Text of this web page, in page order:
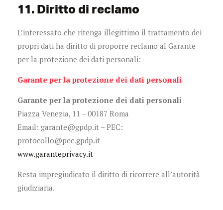
11. Diritto di reclamo
L’interessato che ritenga illegittimo il trattamento dei
propri dati ha diritto di proporre reclamo al Garante
per la protezione dei dati personali:
Garante per la protezione dei dati personali
Garante per la protezione dei dati personali
Piazza Venezia, 11 – 00187 Roma
Email: garante@gpdp.it – PEC:
protocollo@pec.gpdp.it
www.garanteprivacy.it
Resta impregiudicato il diritto di ricorrere all’autorità
giudiziaria.